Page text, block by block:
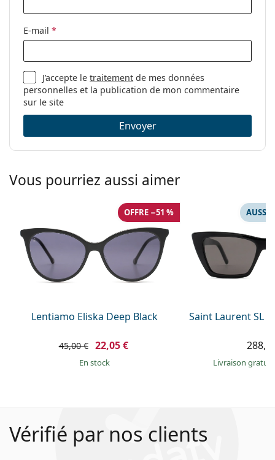
E-mail *
J’accepte letraitement de mes données
personnelles et la publication de mon commentaire
sur le site
Envoyer
Vous pourriez aussi aimer
Lentiamo Eliska Deep Black
OFFRE −51 %
45,00 € 22,05 €
en stock
Saint Laurent SL
AUSSI
Livraison
Vérifié par nos clients